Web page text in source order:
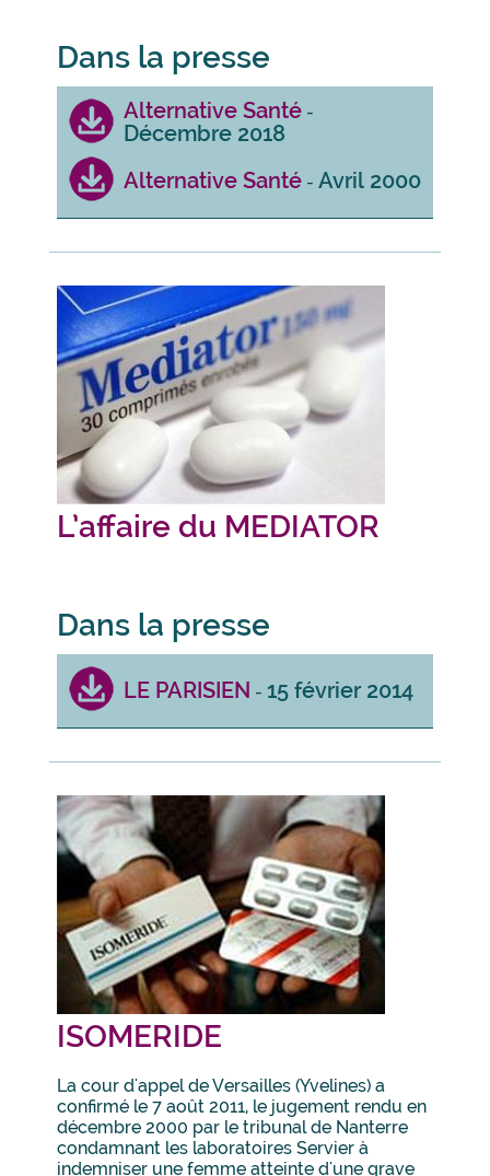
Dans la presse
Alternative Santé-
Décembre 2018
Alternative Santé- Avril 2000
L’affaire du MEDIATOR
Dans la presse
LE PARISIEN - 15 février 2014
ISOMERIDE
La cour d'appel de Versailles (Yvelines) a
confirmé le 7 août 2011, le jugement rendu en
décembre 2000 par le tribunal de Nanterre
condamnant les laboratoires Servier à
indemniser une femme atteinte d'une grave